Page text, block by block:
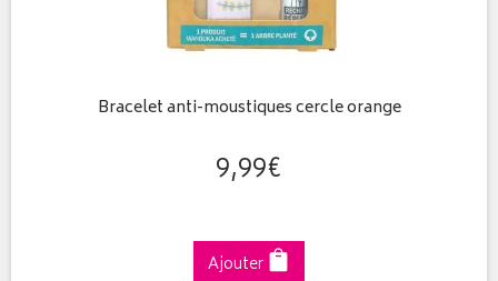
Bracelet anti-moustiques cercle orange
9,99€
Ajouter